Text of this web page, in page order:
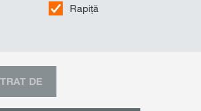
Rapiţă
DE